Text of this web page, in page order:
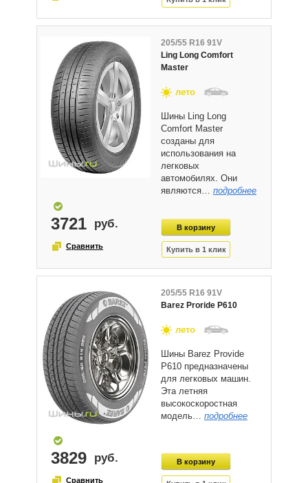
205/55 R16 91V
Ling Long Comfort
Master
лето
Шины Ling Long
Comfort Master
созданы для
использования на
легковых
автомобилях. Они
являются… подробнее
3721
205/55 R16 91V
Barez Proride P610
лето
Шины Barez Provide
P610 предназначены
для легковых машин.
Эта летняя
высокоскоростная
модель… подробнее
3829